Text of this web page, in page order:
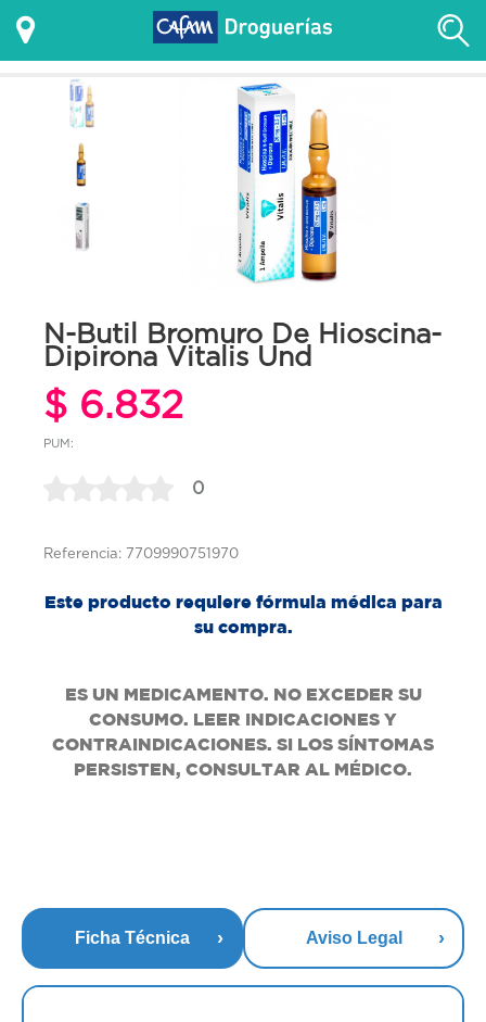
N-Butil Bromuro De Hioscina-
Dipirona Vitalis Und
$ 6.832
PUM:
0
Referencia: 7709990751970
Este producto requiere fórmula médica para
su compra.
ES UN MEDICAMENTO. NO EXCEDER SU
CONSUMO. LEER INDICACIONES Y
CONTRAINDICACIONES. SI LOS SÍNTOMAS
PERSISTEN, CONSULTAR AL MÉDICO.
Ficha Técnica Aviso Legal